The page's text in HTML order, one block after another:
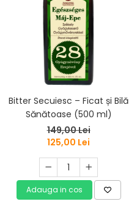
Bitter Secuiesc – Ficat și Bilă
Sănătoase (500 ml)
149,00 Lei
125,00 Lei
Adauga in cos